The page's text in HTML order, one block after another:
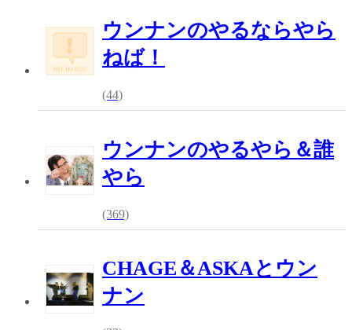
ウンナンのやるならやら
ねば！
(44)
ウンナンのやるやら＆誰
やら
(369)
CHAGE＆ASKAとウン
ナン